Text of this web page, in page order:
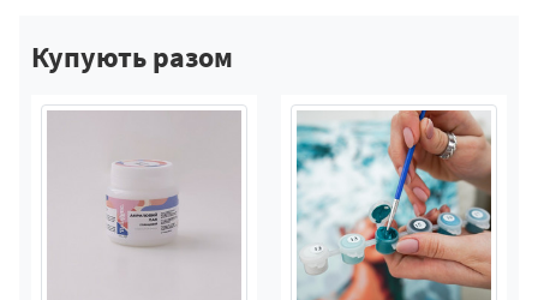
Купують разом